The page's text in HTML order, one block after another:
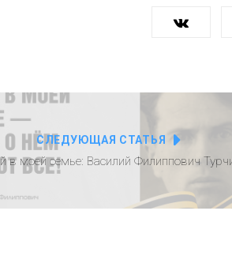
СЛЕДУЮЩАЯ СТАТЬЯ
в моей семье: Василий Филиппович